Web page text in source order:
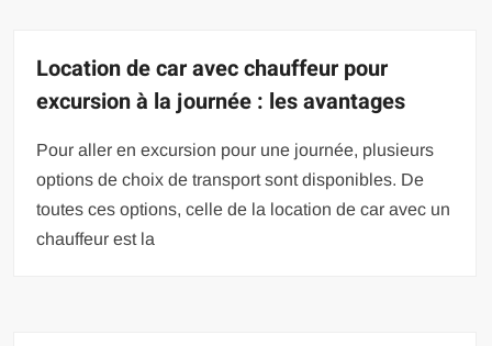
Location de car avec chauffeur pour
excursion à la journée : les avantages
Pour aller en excursion pour une journée, plusieurs
options de choix de transport sont disponibles. De
toutes ces options, celle de la location de car avec un
chauffeur est la